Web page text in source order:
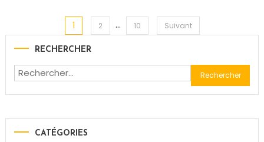
Navigation
articles
1 2 … 10 Suivant
RECHERCHER
Rechercher :
CATÉGORIES